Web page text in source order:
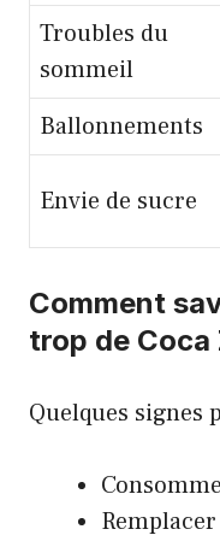
Troubles du
sommeil
Ballonnements
Envie de sucre
Comment
trop de Coca
Quelques signes